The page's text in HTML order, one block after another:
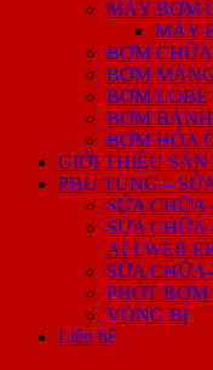
MÁY BƠM
MÁY
BƠM
BƠM
BƠM LOBE
BƠM
BƠM HÓA
GIỚI THIỆU SẢN
PHỤ TÙNG –
SỬA CHỮA
SỬA CHỮA
SỬA
PHỚT BƠM
VÒNG BI
Liên hệ